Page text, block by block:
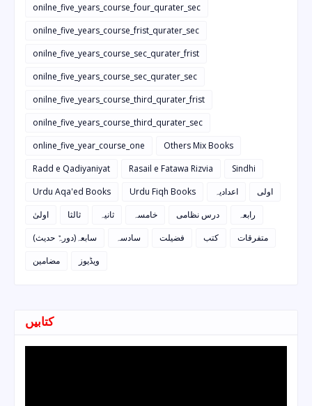
onilne_five_years_course_four_qurater_sec
onilne_five_years_course_frist_qurater_sec
onilne_five_years_course_sec_qurater_frist
onilne_five_years_course_sec_qurater_sec
onilne_five_years_course_third_qurater_frist
onilne_five_years_course_third_qurater_sec
online_five_year_course_one
Others Mix Books
Radd e Qadiyaniyat
Rasail e Fatawa Rizvia
Sindhi
Urdu Aqa'ed Books
Urdu Fiqh Books اعدادیہ
اولی
اولیٰ
ثالثا ثانیہ خامسہ درس نظامی
رابعہ
سابعہ(دورہٌ حدیث)
سادسہ فضیلت کتب
متفرقات
مضامین
ویڈیوز
کتابیں